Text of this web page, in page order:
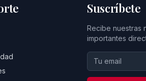
Suscríbete
Recibe nuestras
importantes